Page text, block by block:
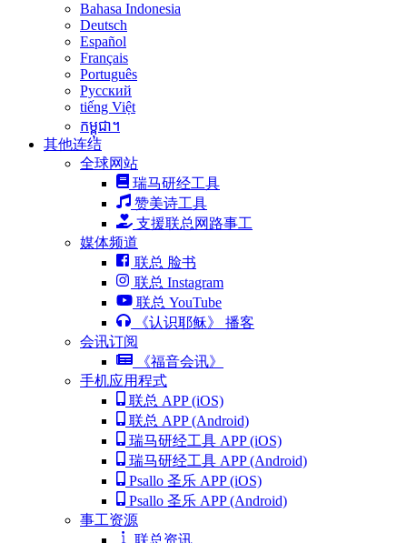
Bahasa Indonesia
Deutsch
Español
Français
Português
Русский
tiếng Việt
កម្ពុជា។
其他连结
全球网站
瑞马研经工具
赞美诗工具
支援联总网路事工
媒体频道
联总 脸书
联总 Instagram
联总 YouTube
《认识耶稣》 播客
会讯订阅
《福音会讯》
手机应用程式
联总 APP (iOS)
联总 APP (Android)
瑞马研经工具 APP (iOS)
瑞马研经工具 APP (Android)
Psallo 圣乐 APP (iOS)
Psallo 圣乐 APP (Android)
事工资源
联总资讯